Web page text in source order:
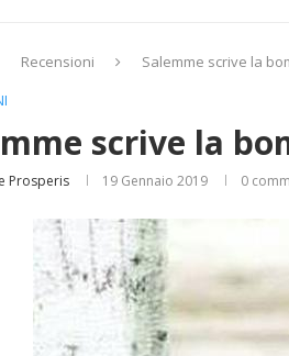
Recensioni Salemme scrive la
scrive la
Prosperis 19 Gennaio 2019 0